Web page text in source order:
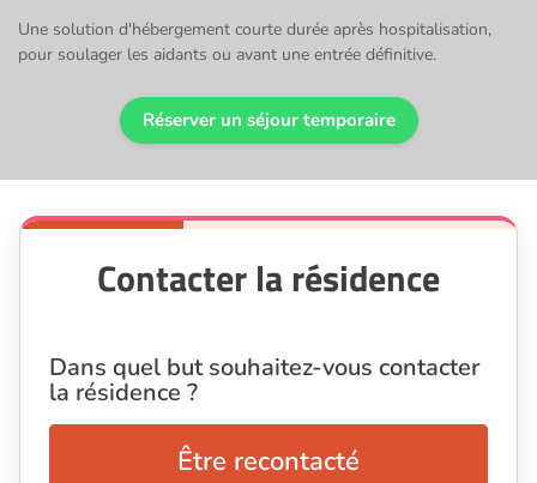
Une solution d'hébergement courte durée après hospitalisation,
pour soulager les aidants ou avant une entrée définitive.
Réserver un séjour temporaire
Contacter la résidence
Dans quel but souhaitez-vous contacter
la résidence ?
Être recontacté